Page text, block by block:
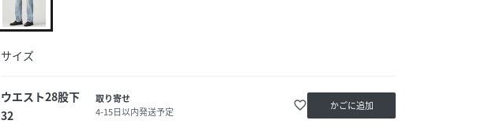
サイズ
ウエスト28股下
32
取り寄せ
4-15日以内発送予定
favorite_border かごに追加